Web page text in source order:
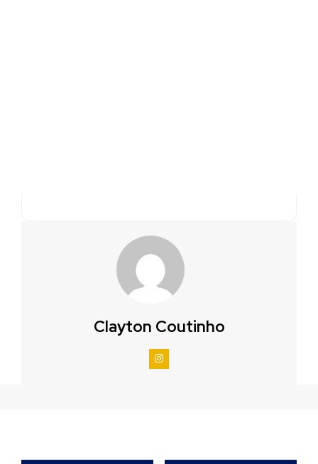
Clayton Coutinho